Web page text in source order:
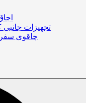
تجهیزات
چاقوی سفر